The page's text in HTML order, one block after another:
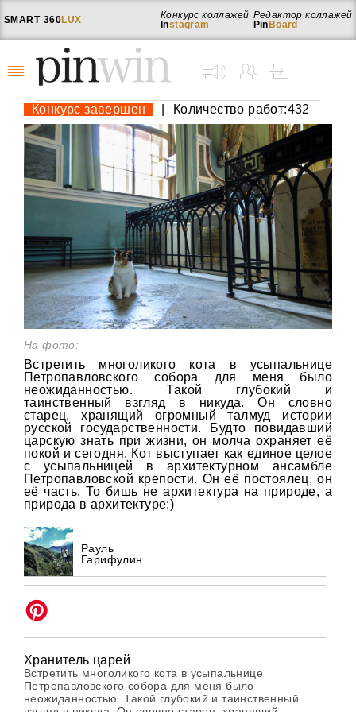
SMART 360LUX
Редактор коллажей
Pin Board
Конкурс коллажей
Instagram
Конкурс завершен Количество работ:432
На фото:
Встретить многоликого кота в усыпальнице
Петропавловского собора для меня было
неожиданностью. Такой глубокий и
таинственный взгляд в никуда. Он словно
старец, хранящий огромный талмуд истории
русской государственности. Будто повидавший
царскую знать при жизни, он молча охраняет её
покой и сегодня. Кот выступает как единое целое
с усыпальницей в архитектурном ансамбле
Петропавловской крепости. Он её постоялец, он
её часть. То бишь не архитектура на природе, а
природа в архитектуре:)
Рауль
Гарифулин
Хранитель царей
Встретить многоликого кота в усыпальнице
Петропавловского собора для меня было
неожиданностью. Такой глубокий и таинственный